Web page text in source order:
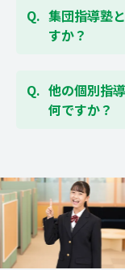
より簡単に
学校の授業の
つでもご利用
集団指導塾
すか？
授業と似たス
塾の森塾は
に指導します。
他の個別指
何ですか？
も、「保護
様からご好